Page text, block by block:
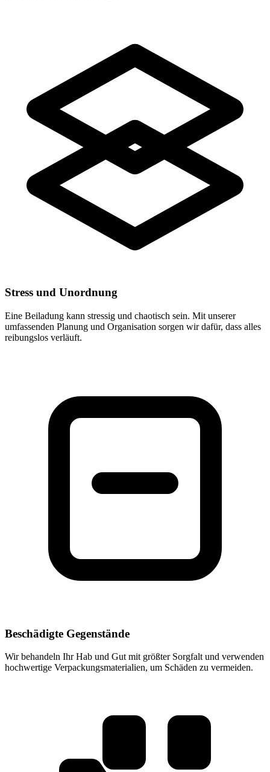
Stress und Unordnung
Eine Beiladung kann stressig und chaotisch sein. Mit unserer
umfassenden Planung und Organisation sorgen wir dafür, dass alles
reibungslos verläuft.
Beschädigte Gegenstände
Wir behandeln Ihr Hab und Gut mit größter Sorgfalt und verwenden
hochwertige Verpackungsmaterialien, um Schäden zu vermeiden.